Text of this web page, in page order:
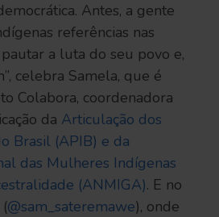
Antes, a gente
referências nas
a luta do seu povo e,
celebra Samela, que é
Colabora, coordenadora
da Articulação dos
Brasil (APIB) e da
das Mulheres Indígenas
(ANMIGA). E no
@sam_sateremawe), onde